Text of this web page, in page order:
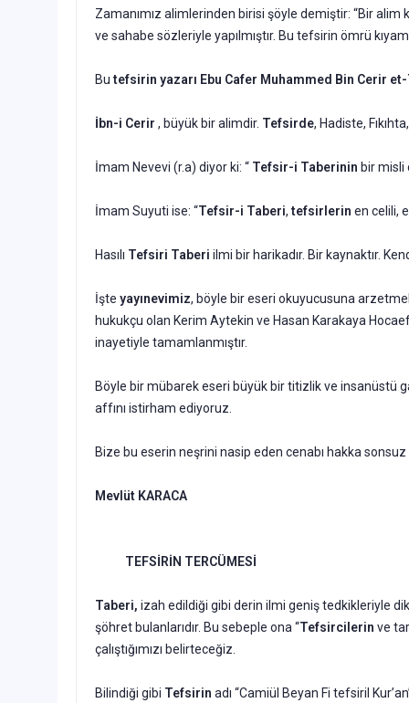
Zamanımız alimlerinden birisi şöyle demiştir: “Bir
ve sahabe sözleriyle yapılmıştır. Bu tefsirin ömrü
Butefsirin yazarı Ebu Cafer Muhammed Bin Cerir
İbn-i Cerir , büyük bir alimdir. Tefsirde, Hadiste,
İmam Nevevi (r.a) diyor ki: “ Tefsir-i Taberinin bir
İmam Suyuti ise: “Tefsir-i Taberi,tefsirlerin en celili,
Hasılı Tefsiri Taberi ilmi bir harikadır. Bir kaynaktır.
İşte yayınevimiz, böyle bir eseri okuyucusuna
hukukçu olan Kerim Aytekin ve Hasan Karakaya
inayetiyle tamamlanmıştır.
Böyle bir mübarek eseri büyük bir titizlik ve insanüstü
affını istirham ediyoruz.
Bize bu eserin neşrini nasip eden cenabı hakka
Mevlüt KARACA
TEFSİRİN TERCÜMESİ
Taberi, izah edildiği gibi derin ilmi geniş tedkikleriyle
şöhret bulanlarıdır. Bu sebeple ona “Tefsircilerin ve
çalıştığımızı belirteceğiz.
Bilindiği gibi Tefsirin adı “Camiül Beyan Fi tefsiril